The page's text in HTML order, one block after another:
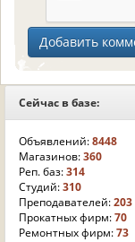
Сейчас в базе:
Объявлений:8448
Магазинов:360
Реп. баз:314
Студий:310
Преподавателей:203
Прокатных фирм:70
Ремонтных фирм:73